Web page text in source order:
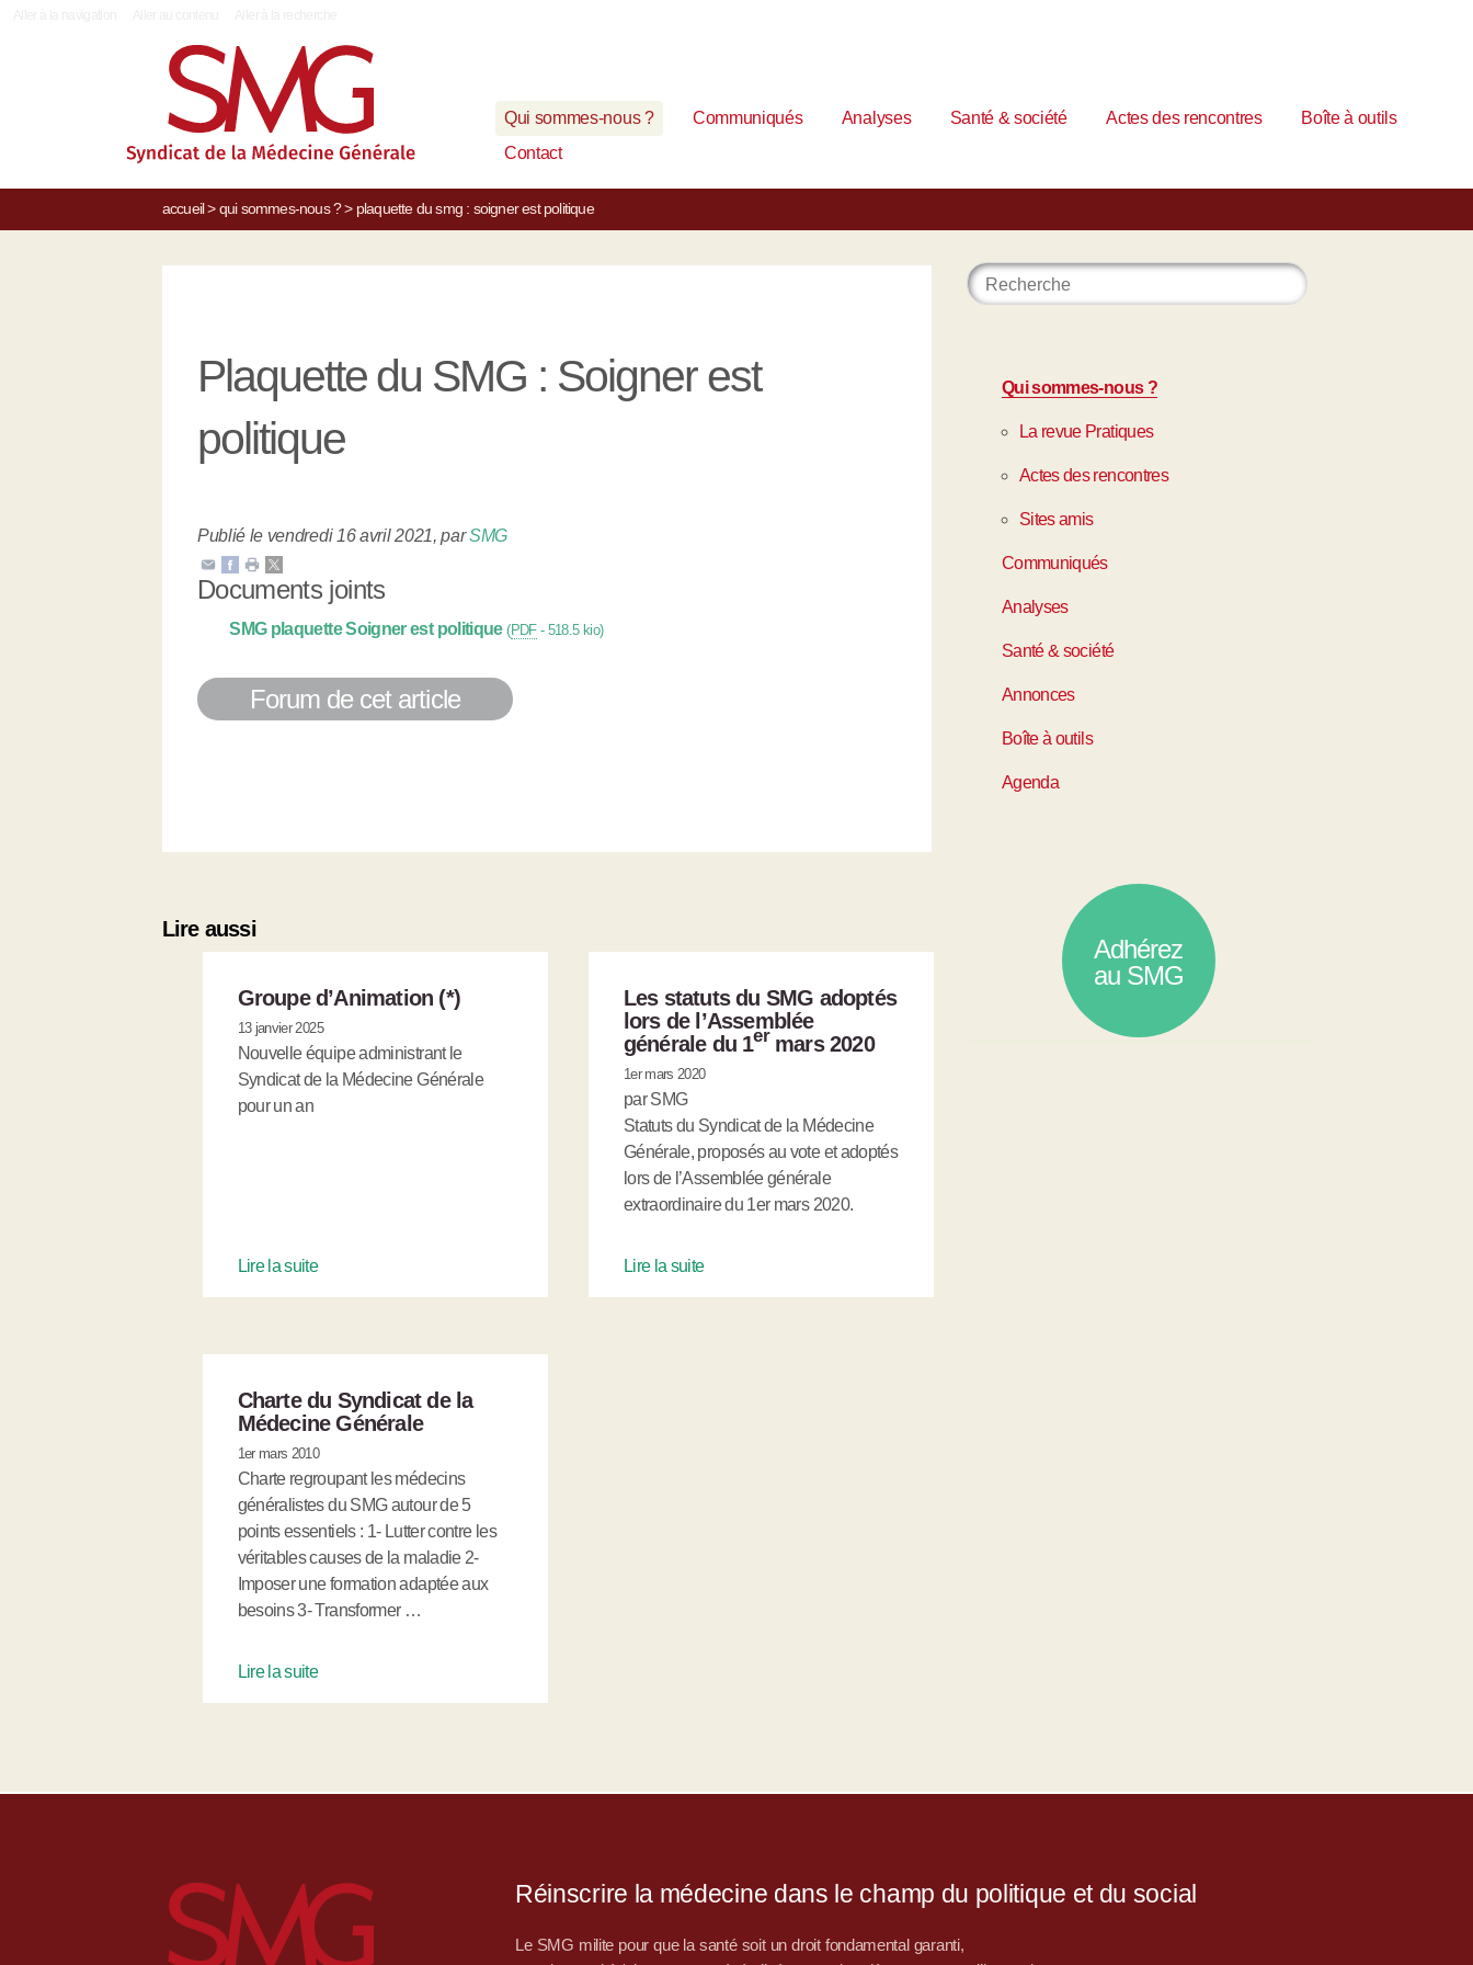
Qui sommes-nous ? Communiqués Analyses Santé & société Actes des rencontres
Boîte à outils
Contact
accueil> qui sommes-nous ?> plaquette du smg : soigner est politique
Plaquette du SMG : Soigner est
politique
Publié le vendredi 16 avril 2021,parSMG
Documents joints
SMG plaquette Soigner est politique (PDF- 518.5 kio)
Forum de cet article
Lire aussi
Groupe d’Animation (*)
13 janvier 2025
Nouvelle équipe administrant le
Syndicat de la Médecine Générale
pour un an
Lire la suite
Les statuts du SMG adoptés
lors de l’Assemblée
générale du 1er mars 2020
1er mars 2020
par SMG
Statuts du Syndicat de la Médecine
Générale, proposés au vote et adoptés
lors de l’Assemblée générale
extraordinaire du 1er mars 2020.
Lire la suite
Charte du Syndicat de la
Médecine Générale
1er mars 2010
Charte regroupant les médecins
généralistes du SMG autour de 5
points essentiels : 1- Lutter contre les
véritables causes de la maladie 2-
Imposer une formation adaptée aux
besoins 3- Transformer …
Lire la suite
Qui sommes-nous ?
La revue Pratiques
Actes des rencontres
Sites amis
Communiqués
Analyses
Santé & société
Annonces
Boîte à outils
Agenda
Adhérez
au SMG
Réinscrire la médecine dans le champ du politique et du social
Le SMG milite pour que la santé soit un droit fondamental garanti,